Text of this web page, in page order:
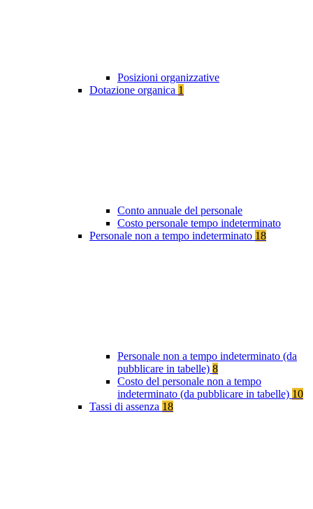
Posizioni organizzative
Dotazione organica 1
Conto annuale del personale
Costo personale tempo indeterminato
Personale non a tempo indeterminato 18
Personale non a tempo indeterminato (da
pubblicare in tabelle) 8
Costo del personale non a tempo
indeterminato (da pubblicare in tabelle) 10
Tassi di assenza 18